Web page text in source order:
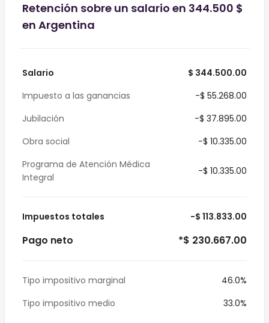
Retención sobre un salario en 344.500 $
en Argentina
Salario
$ 344.500.00
Impuesto a las ganancias
-$ 55.268.00
Jubilación
-$ 37.895.00
Obra social
-$ 10.335.00
Programa de Atención Médica
Integral
-$ 10.335.00
Impuestos totales -$ 113.833.00
Pago neto *$ 230.667.00
Tipo impositivo marginal
46.0%
Tipo impositivo medio
33.0%